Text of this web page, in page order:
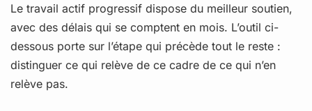
Le travail actif progressif dispose du meilleur soutien,
avec des délais qui se comptent en mois. L’outil ci-
dessous porte sur l’étape qui précède tout le reste :
distinguer ce qui relève de ce cadre de ce qui n’en
relève pas.